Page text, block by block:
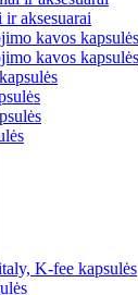
aksesuarai
K-fee kapsulės